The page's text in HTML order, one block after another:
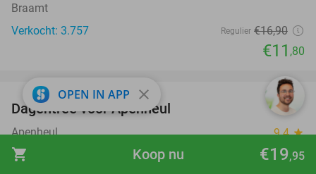
shopping_cart €19,95
Koop nu
Braamt
Verkocht: 3.757
Regulier €16,90
€11 ,80
36%
Dagentree voor Apenheul
Apenheul 9.4star
Apeldoorn
OPEN IN APP close